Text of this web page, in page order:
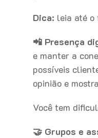
Dica: leia até o
📲 Presença
e manter a
possíveis
opinião e
Você tem
🤝 Grupos e